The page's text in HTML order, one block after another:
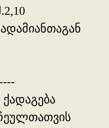
ქადაგება